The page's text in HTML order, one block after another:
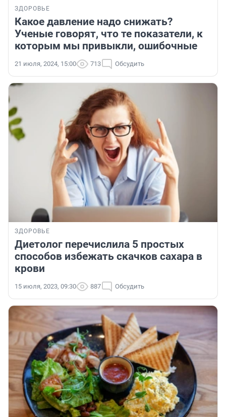
ЗДОРОВЬЕ
Какое давление надо снижать?
Ученые говорят, что те показатели, к
которым мы привыкли, ошибочные
21 июля, 2024, 15:00 713 Обсудить
ЗДОРОВЬЕ
Диетолог перечислила 5 простых
способов избежать скачков сахара в
крови
15 июля, 2023, 09:30 887 Обсудить